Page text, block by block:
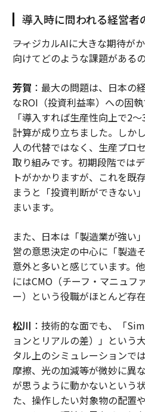
導入時に問われる経営者
――フィジカルAIに大きな期待
向けてどのような課題がある
芳賀 ：最大の問題は、日本の
なROI（投資利益率）への固
「導入すれば生産性向上で2
計算が成り立ちました。しか
人の代替ではなく、生産プロ
取り組みです。初期段階では
トがかかりますが、これを既
まうと「投資判断ができない
まいます。
また、日本は「製造業が強い
営の意思決定の中心に「製造
意外と多いと感じています。
にはCMO（チーフ・マニュフ
ー）という役職がほとんど存
松川 ：技術的な面でも、「
ョンとリアルの差）」という
タル上のシミュレーションで
摩擦、光の加減等が微妙に異
が思うように動かないという
た、操作したい対象物の配置